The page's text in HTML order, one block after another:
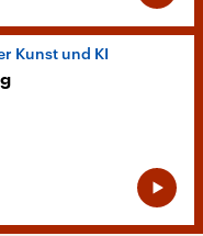
Kunst und KI